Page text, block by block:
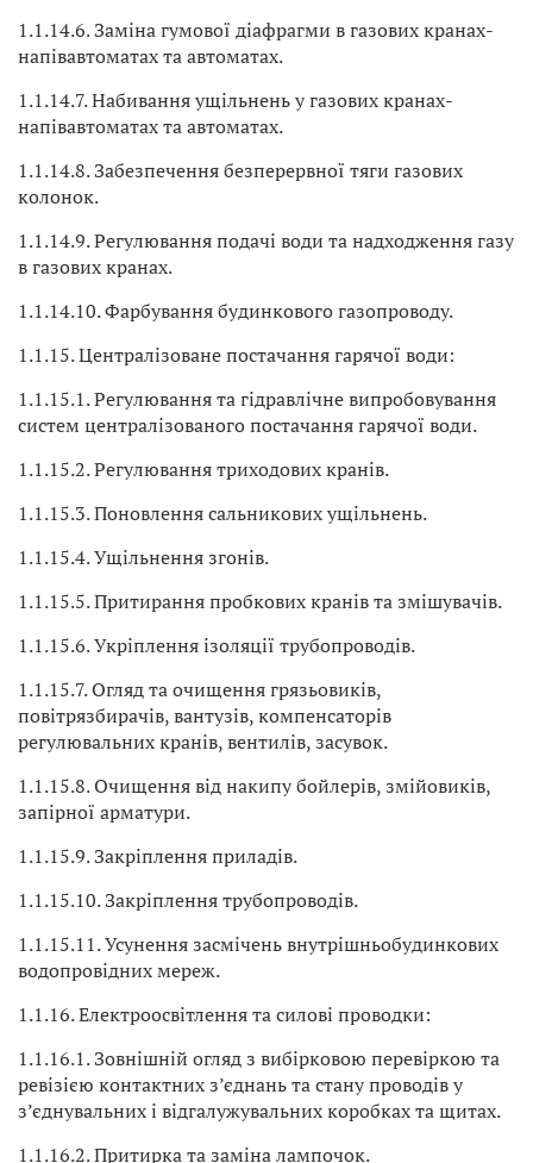
1.1.14.6. Заміна гумової діафрагми в газових кранах-
напівавтоматах та автоматах.
1.1.14.7. Набивання ущільнень у газових кранах-
напівавтоматах та автоматах.
1.1.14.8. Забезпечення безперервної тяги газових
колонок.
1.1.14.9. Регулювання подачі води та надходження газу
в газових кранах.
1.1.14.10. Фарбування будинкового газопроводу.
1.1.15. Централізоване постачання гарячої води:
1.1.15.1. Регулювання та гідравлічне випробовування
систем централізованого постачання гарячої води.
1.1.15.2. Регулювання триходових кранів.
1.1.15.3. Поновлення сальникових ущільнень.
1.1.15.4. Ущільнення згонів.
1.1.15.5. Притирання пробкових кранів та змішувачів.
1.1.15.6. Укріплення ізоляції трубопроводів.
1.1.15.7. Огляд та очищення грязьовиків,
повітрязбирачів, вантузів, компенсаторів
регулювальних кранів, вентилів, засувок.
1.1.15.8. Очищення від накипу бойлерів, змійовиків,
запірної арматури.
1.1.15.9. Закріплення приладів.
1.1.15.10. Закріплення трубопроводів.
1.1.15.11. Усунення засмічень внутрішньобудинкових
водопровідних мереж.
1.1.16. Електроосвітлення та силові проводки:
1.1.16.1. Зовнішній огляд з вибірковою перевіркою та
ревізією контактних з’єднань та стану проводів у
з’єднувальних і відгалужувальних коробках та щитах.
1.1.16.2. Притирка та заміна лампочок.